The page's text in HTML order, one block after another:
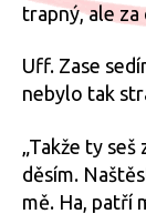
trapný, ale za
Uff. Zase
nebylo tak
„Takže ty
děsím.
mě. Ha, patří